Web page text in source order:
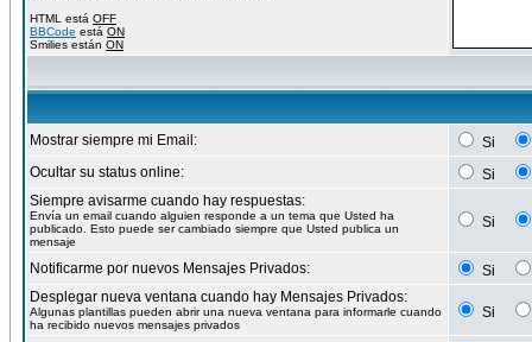
HTML está OFF
BBCode está ON
Smilies están ON
Mostrar siempre mi Email:
Si
Ocultar su status online:
Si
Siempre avisarme cuando hay respuestas:
Envía un email cuando alguien responde a un tema que Usted ha
publicado. Esto puede ser cambiado siempre que Usted publica un
mensaje
Si
Notificarme por nuevos Mensajes Privados:
Si
Desplegar nueva ventana cuando hay Mensajes Privados:
Algunas plantillas pueden abrir una nueva ventana para informarle cuando
ha recibido nuevos mensajes privados
Si